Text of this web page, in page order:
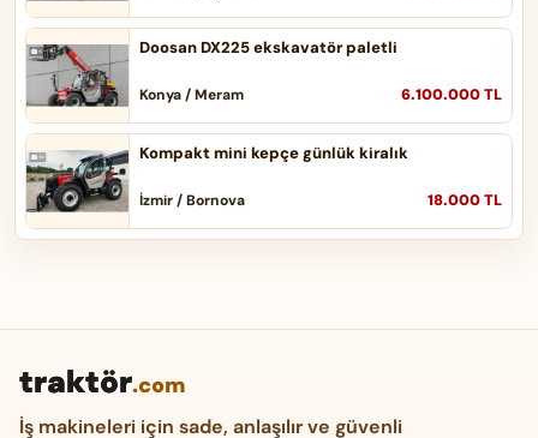
Doosan DX225 ekskavatör paletli
6.100.000 TL
Konya / Meram
Kompakt mini kepçe günlük kiralık
18.000 TL
İzmir / Bornova
traktör.com
İş makineleri için sade, anlaşılır ve güvenli